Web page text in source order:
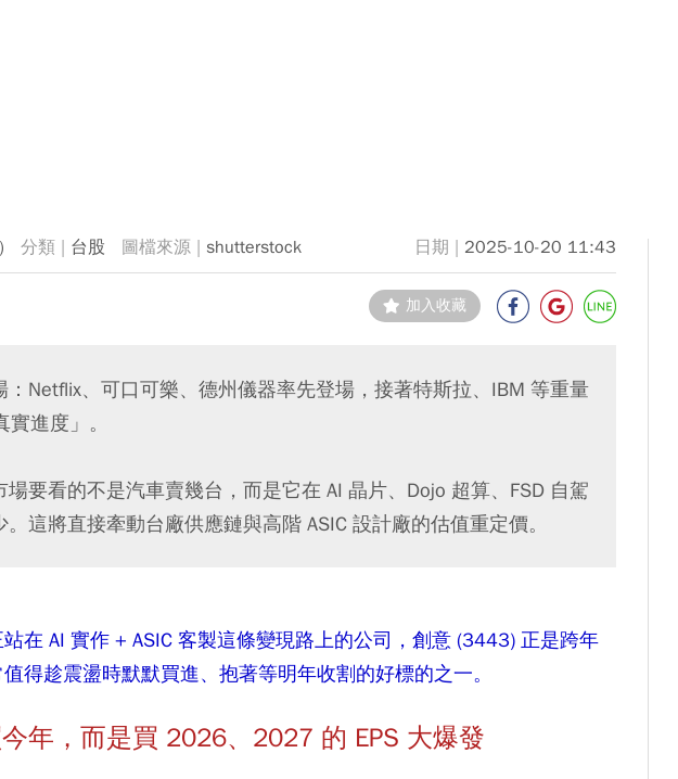
台股 shutterstock 2025-10-20 11:43
加入收藏
Netflix、可口可樂、德州儀器率先登場，接著特斯拉、IBM 等重量
進度」。
要看的不是汽車賣幾台，而是它在 AI 晶片、Dojo 超算、FSD 自駕
這將直接牽動台廠供應鏈與高階 ASIC 設計廠的估值重定價。
在 AI 實作 + ASIC 客製這條變現路上的公司，創意 (3443) 正是跨年
得趁震盪時默默買進、抱著等明年收割的好標的之一。
年，而是買 2026、2027 的 EPS 大爆發